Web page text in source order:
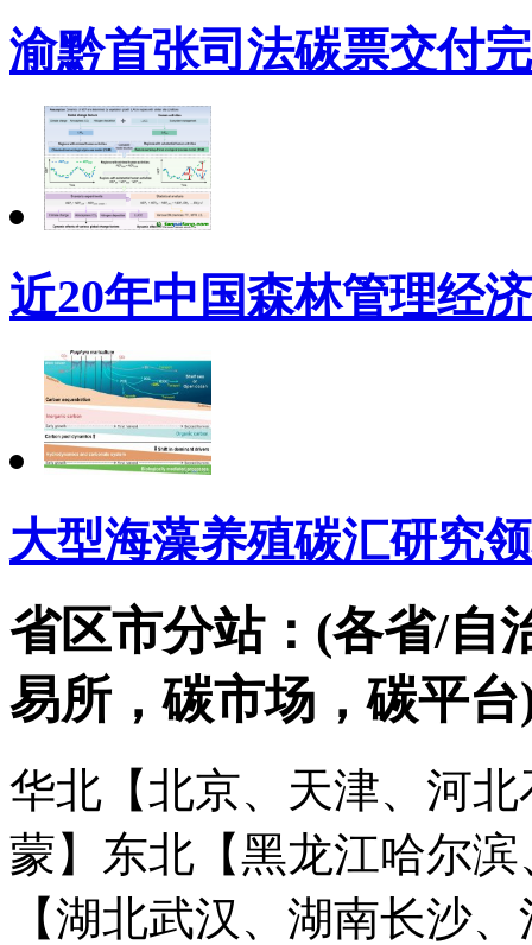
渝黔首张司法碳票交付
近20年中国森林管理经
大型海藻养殖碳汇研究
省区市分站：(各省/自
易所，碳市场，碳平台
华北【北京、天津、河
蒙】 东北【黑龙江哈尔
【湖北武汉、湖南长沙